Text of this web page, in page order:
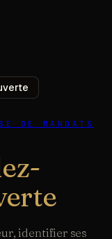
DE MANDATS
identifier ses